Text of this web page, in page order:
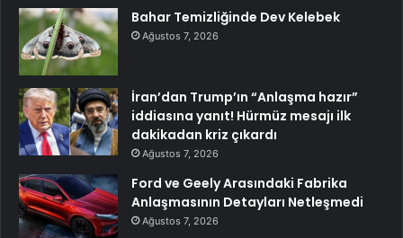
Bahar Temizliğinde Dev Kelebek
Ağustos 7, 2026
İran’dan Trump’ın “Anlaşma hazır”
iddiasına yanıt! Hürmüz mesajı ilk
dakikadan kriz çıkardı
Ağustos 7, 2026
Ford ve Geely Arasındaki Fabrika
Anlaşmasının Detayları Netleşmedi
Ağustos 7, 2026